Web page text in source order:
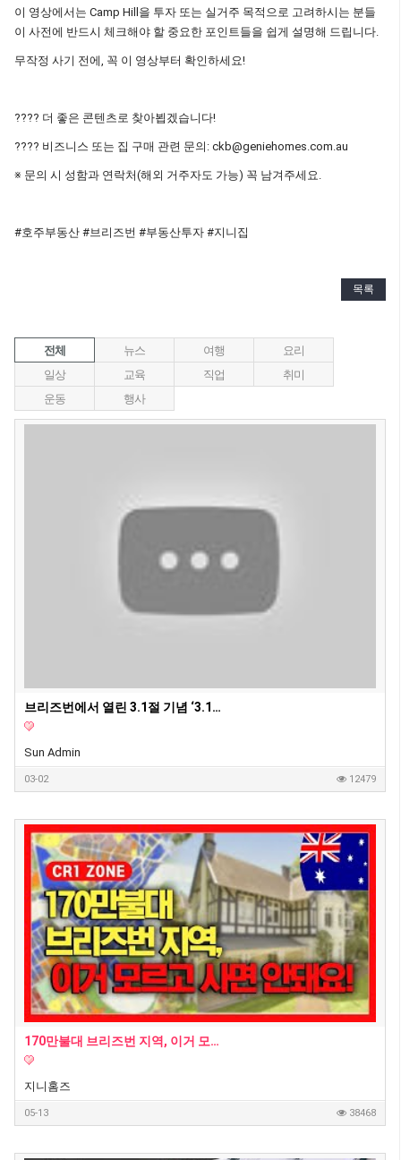
이 영상에서는 Camp Hill을 투자 또는 실거주 목적으로 고려하시는 분들
이 사전에 반드시 체크해야 할 중요한 포인트들을 쉽게 설명해 드립니다.
무작정 사기 전에, 꼭 이 영상부터 확인하세요!
???? 더 좋은 콘텐츠로 찾아뵙겠습니다!
???? 비즈니스 또는 집 구매 관련 문의: ckb@geniehomes.com.au
※ 문의 시 성함과 연락처(해외 거주자도 가능) 꼭 남겨주세요.
#호주부동산 #브리즈번 #부동산투자 #지니집
목록
전체 뉴스 여행
요리
일상
교육 직업
취미
운동
행사
브리즈번에서 열린 3.1절 기념 ‘3.1런’… 350여명 참여 속 성황리 개최
Sun Admin
03-02 12479
170만불대 브리즈번 지역, 이거 모르고 사면 안돼요! - 호주부동산 지니집 에이전트
지니홈즈
05-13 38468